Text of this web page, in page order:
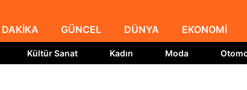
DAKİKA GÜNCEL DÜNYA EKONOMİ
Kültür Sanat Kadın Moda